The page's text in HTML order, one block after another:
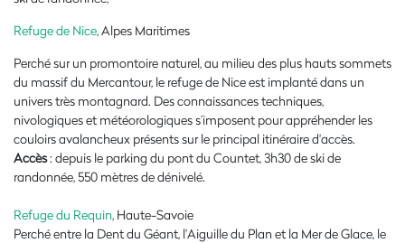
Refuge de Nice, Alpes Maritimes
Perché sur un promontoire naturel, au milieu des plus hauts sommets
du massif du Mercantour, le refuge de Nice est implanté dans un
univers très montagnard. Des connaissances techniques,
nivologiques et météorologiques s’imposent pour appréhender les
couloirs avalancheux présents sur le principal itinéraire d'accès.
Accès: depuis le parking du pont du Countet, 3h30 de ski de
randonnée, 550 mètres de dénivelé.
Refuge du Requin, Haute-Savoie
Perché entre la Dent du Géant, l'Aiguille du Plan et la Mer de Glace, le